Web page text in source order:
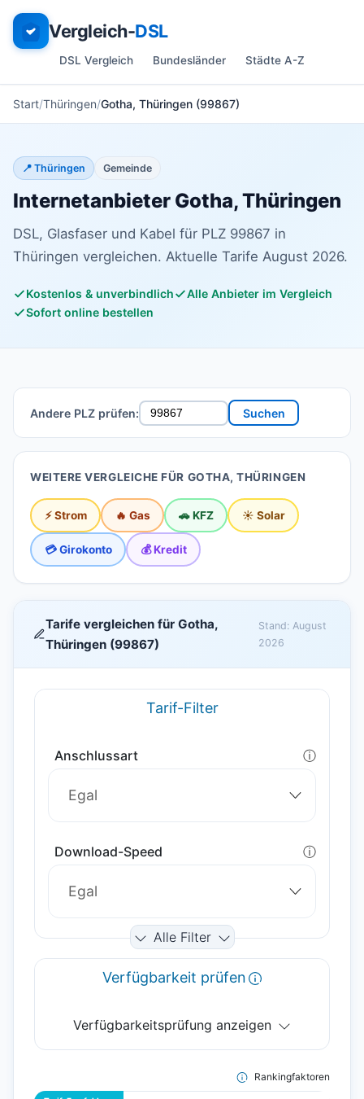
Vergleich-DSL
DSL Vergleich Bundesländer Städte A-Z
Start Thüringen Gotha, Thüringen (99867)
📍 Thüringen Gemeinde
Internetanbieter Gotha, Thüringen
DSL, Glasfaser und Kabel für PLZ 99867 in
Thüringen vergleichen. Aktuelle Tarife August 2026.
Kostenlos & unverbindlich
Alle Anbieter im Vergleich
Sofort online bestellen
Andere PLZ prüfen: Suchen
WEITERE VERGLEICHE FÜR GOTHA, THÜRINGEN
⚡ Strom 🔥 Gas 🚗 KFZ ☀️ Solar
💳 Girokonto 💰 Kredit
Tarife vergleichen für Gotha,
Thüringen (99867)
Stand: August
2026